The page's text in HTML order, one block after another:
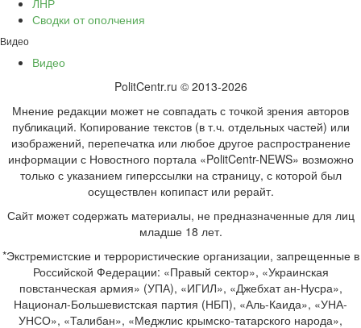
ЛНР
Сводки от ополчения
Видео
Видео
PolitCentr.ru © 2013-2026
Мнение редакции может не совпадать с точкой зрения авторов
публикаций. Копирование текстов (в т.ч. отдельных частей) или
изображений, перепечатка или любое другое распространение
информации с Новостного портала «PolitCentr-NEWS» возможно
только с указанием гиперссылки на страницу, с которой был
осуществлен копипаст или рерайт.
Сайт может содержать материалы, не предназначенные для лиц
младше 18 лет.
*Экстремистские и террористические организации, запрещенные в
Российской Федерации: «Правый сектор», «Украинская
повстанческая армия» (УПА), «ИГИЛ», «Джебхат ан-Нусра»,
Национал-Большевистская партия (НБП), «Аль-Каида», «УНА-
УНСО», «Талибан», «Меджлис крымско-татарского народа»,